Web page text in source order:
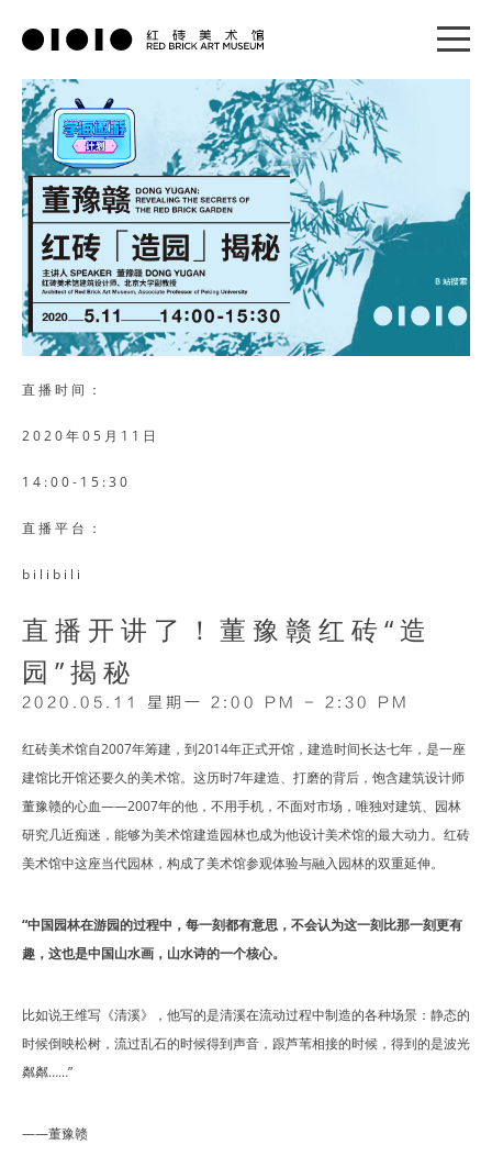
直播开讲了！董豫赣红砖“造
园”揭秘
2020.05.11 星期一 2:00 PM - 2:30 PM
红砖美术馆自2007年筹建，到2014年正式开馆，建造时间长达七年，是一座
建馆比开馆还要久的美术馆。这历时7年建造、打磨的背后，饱含建筑设计师
董豫赣的心血——2007年的他，不用手机，不面对市场，唯独对建筑、园林
研究几近痴迷，能够为美术馆建造园林也成为他设计美术馆的最大动力。红砖
美术馆中这座当代园林，构成了美术馆参观体验与融入园林的双重延伸。
“中国园林在游园的过程中，每一刻都有意思，不会认为这一刻比那一刻更有
趣，这也是中国山水画，山水诗的一个核心。
比如说王维写《清溪》，他写的是清溪在流动过程中制造的各种场景：静态的
时候倒映松树，流过乱石的时候得到声音，跟芦苇相接的时候，得到的是波光
粼粼……”
——董豫赣
直播时间：
2020年05月11日
14:00-15:30
直播平台：
bilibili